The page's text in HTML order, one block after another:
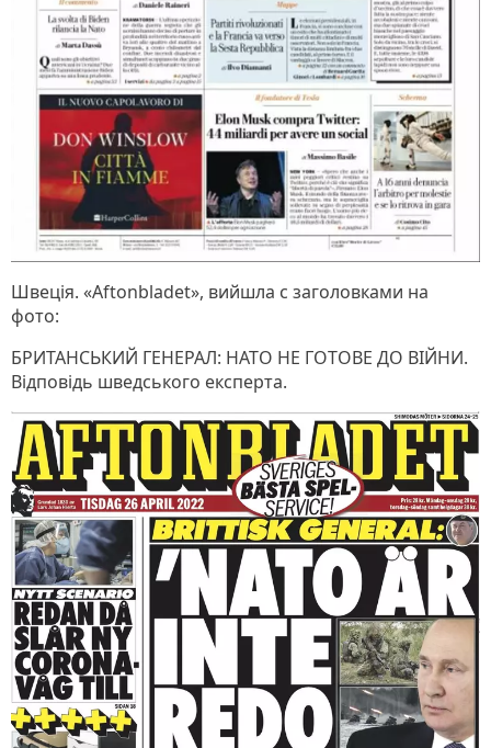
Швеція. «Aftonbladet», вийшла с заголовками на
фото:
БРИТАНСЬКИЙ ГЕНЕРАЛ: НАТО НЕ ГОТОВЕ ДО ВІЙНИ.
Відповідь шведського експерта.